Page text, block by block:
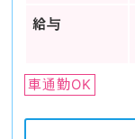
給与
車通勤OK